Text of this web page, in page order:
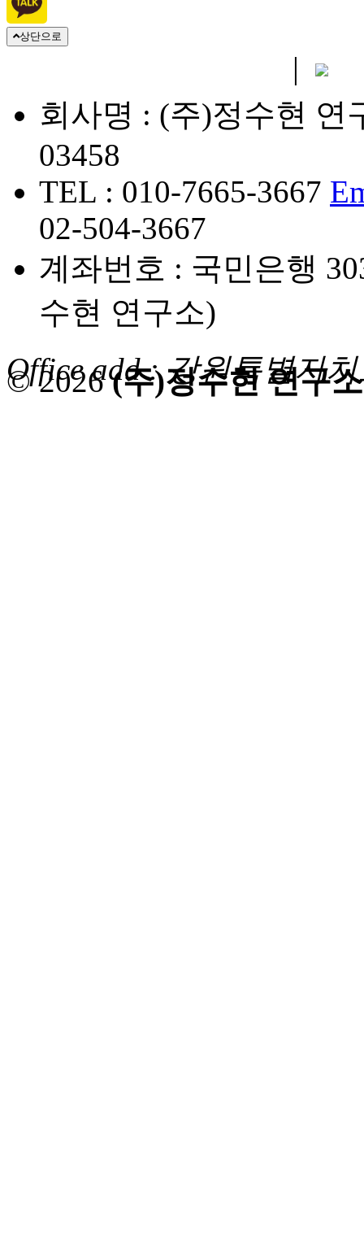
상단으로
|
회사명 : (주)정수현 연
03458
TEL : 010-7665-3667
02-504-3667
계좌번호 : 국민은행
수현 연구소)
Office add : 강원특별자
© 2026(주)정수현 연구소